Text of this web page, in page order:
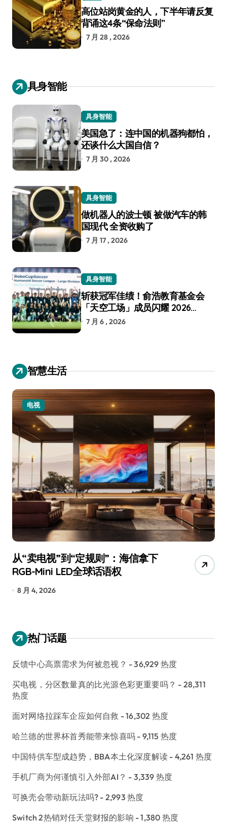
高位站岗黄金的人，下半年请反复
背诵这4条“保命法则”
7 月 28 , 2026
具身智能
具身智能
美国急了：连中国的机器狗都怕，
还谈什么大国自信？
7 月 30 , 2026
具身智能
做机器人的波士顿 被做汽车的韩
国现代 全资收购了
7 月 17 , 2026
具身智能
斩获冠军佳绩！俞浩教育基金会
「天空工场」成员闪耀 2026
RoboCup 机器人世界杯
7 月 6 , 2026
智慧生活
电视
从“卖电视”到“定规则”：海信拿下
RGB-Mini LED全球话语权
8 月 4, 2026
热门话题
反馈中心高票需求为何被忽视？ - 36,929 热度
买电视，分区数量真的比光源色彩更重要吗？ - 28,311
热度
面对网络拉踩车企应如何自救 - 16,302 热度
哈兰德的世界杯首秀能带来惊喜吗 - 9,115 热度
中国特供车型成趋势，BBA本土化深度解读 - 4,261 热度
手机厂商为何谨慎引入外部AI？ - 3,339 热度
可换壳会带动新玩法吗? - 2,993 热度
Switch 2热销对任天堂财报的影响 - 1,380 热度